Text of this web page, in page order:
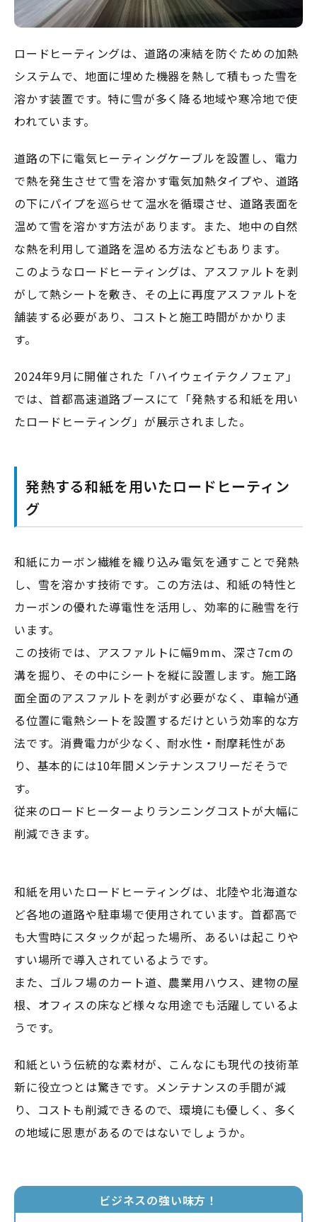
ロードヒーティングは、道路の凍結を防ぐための加熱
システムで、地面に埋めた機器を熱して積もった雪を
溶かす装置です。特に雪が多く降る地域や寒冷地で使
われています。
道路の下に電気ヒーティングケーブルを設置し、電力
で熱を発生させて雪を溶かす電気加熱タイプや、道路
の下にパイプを巡らせて温水を循環させ、道路表面を
温めて雪を溶かす方法があります。また、地中の自然
な熱を利用して道路を温める方法などもあります。
このようなロードヒーティングは、アスファルトを剥
がして熱シートを敷き、その上に再度アスファルトを
舗装する必要があり、コストと施工時間がかかりま
す。
2024年9月に開催された「ハイウェイテクノフェア」
では、首都高速道路ブースにて「発熱する和紙を用い
たロードヒーティング」が展示されました。
発熱する和紙を用いたロードヒーティン
グ
和紙にカーボン繊維を織り込み電気を通すことで発熱
し、雪を溶かす技術です。この方法は、和紙の特性と
カーボンの優れた導電性を活用し、効率的に融雪を行
います。
この技術では、アスファルトに幅9mm、深さ7cmの
溝を掘り、その中にシートを縦に設置します。施工路
面全面のアスファルトを剥がす必要がなく、車輪が通
る位置に電熱シートを設置するだけという効率的な方
法です。消費電力が少なく、耐水性・耐摩耗性があ
り、基本的には10年間メンテナンスフリーだそうで
す。
従来のロードヒーターよりランニングコストが大幅に
削減できます。
和紙を用いたロードヒーティングは、北陸や北海道な
ど各地の道路や駐車場で使用されています。首都高で
も大雪時にスタックが起った場所、あるいは起こりや
すい場所で導入されているようです。
また、ゴルフ場のカート道、農業用ハウス、建物の屋
根、オフィスの床など様々な用途でも活躍しているよ
うです。
和紙という伝統的な素材が、こんなにも現代の技術革
新に役立つとは驚きです。メンテナンスの手間が減
り、コストも削減できるので、環境にも優しく、多く
の地域に恩恵があるのではないでしょうか。
ビジネスの強い味方！